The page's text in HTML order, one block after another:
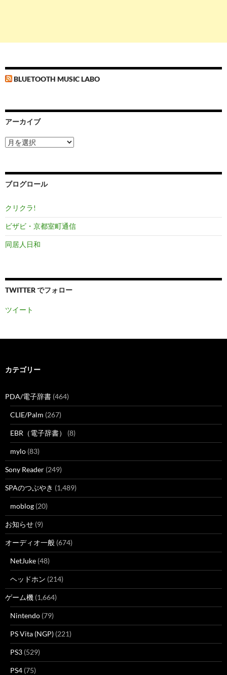
BLUETOOTH MUSIC LABO
アーカイブ
ア
ー
ブ
ブログロール
クリクラ!
ビザビ・京都室町通信
同居人日和
TWITTER でフォロー
ツイート
カテゴリー
PDA/電子辞書 (464)
CLIE/Palm (267)
EBR（電子辞書） (8)
mylo (83)
Sony Reader (249)
SPAのつぶやき (1,489)
moblog (20)
お知らせ (9)
オーディオ一般 (674)
NetJuke (48)
ヘッドホン (214)
ゲーム機 (1,664)
Nintendo (79)
PS Vita (NGP) (221)
PS3 (529)
PS4 (75)